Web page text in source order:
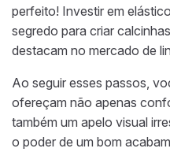
perfeito! Investir em
segredo para criar
destacam no mercado de
Ao seguir esses passos,
ofereçam não apenas
também um apelo visual
o poder de um bom